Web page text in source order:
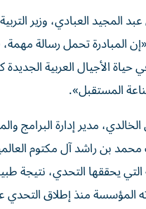
المجيد العبادي، وزير
«إن المبادرة تحمل رسالة
الأجيال العربية الجديدة
المستقبل».
مدير إدارة البرامج
بن راشد آل مكتوم
التي يحققها التحدي، نتيجة
منذ إطلاق التحدي عام